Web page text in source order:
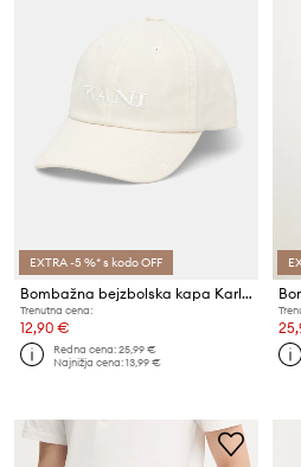
EXTRA -5 %* s kodo OFF
Bombažna bejzbolska kapa Karl Kani
Trenutna cena:
12,90 €
Redna cena:25,99 €
Najnižja cena:13,99 €